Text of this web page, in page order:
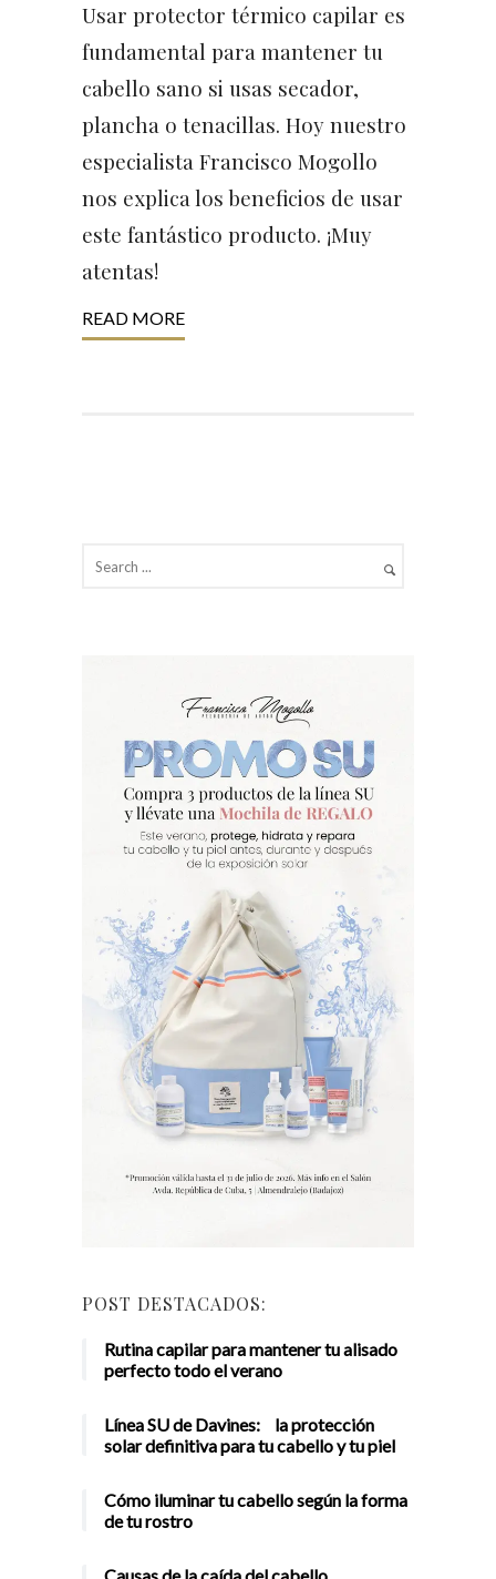
Usar protector térmico capilar es
fundamental para mantener tu
cabello sano si usas secador,
plancha o tenacillas. Hoy nuestro
especialista Francisco Mogollo
nos explica los beneficios de usar
este fantástico producto. ¡Muy
atentas!
READ MORE
POST DESTACADOS:
Rutina capilar para mantener tu alisado
perfecto todo el verano
Línea SU de Davines: la protección
solar definitiva para tu cabello y tu piel
Cómo iluminar tu cabello según la forma
de tu rostro